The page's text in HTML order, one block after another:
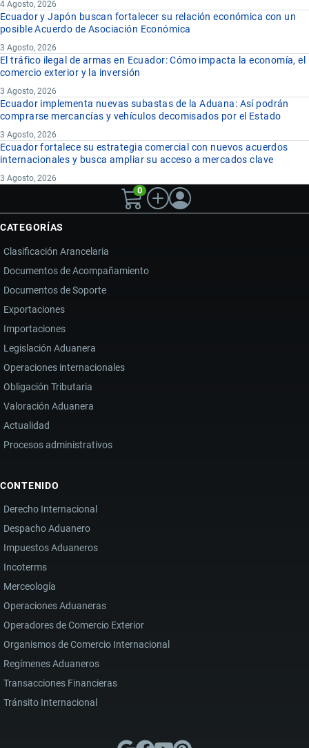
4 Agosto, 2026
Ecuador y Japón buscan fortalecer su relación económica con un
posible Acuerdo de Asociación Económica
3 Agosto, 2026
El tráfico ilegal de armas en Ecuador: Cómo impacta la economía, el
comercio exterior y la inversión
3 Agosto, 2026
Ecuador implementa nuevas subastas de la Aduana: Así podrán
comprarse mercancías y vehículos decomisados por el Estado
3 Agosto, 2026
Ecuador fortalece su estrategia comercial con nuevos acuerdos
internacionales y busca ampliar su acceso a mercados clave
3 Agosto, 2026
0
CATEGORÍAS
Clasificación Arancelaria
Documentos de Acompañamiento
Documentos de Soporte
Exportaciones
Importaciones
Legislación Aduanera
Operaciones internacionales
Obligación Tributaria
Valoración Aduanera
Actualidad
Procesos administrativos
CONTENIDO
Derecho Internacional
Despacho Aduanero
Impuestos Aduaneros
Incoterms
Merceología
Operaciones Aduaneras
Operadores de Comercio Exterior
Organismos de Comercio Internacional
Regímenes Aduaneros
Transacciones Financieras
Tránsito Internacional